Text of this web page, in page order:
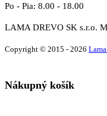
Po - Pia: 8.00 - 18.00
LAMA DREVO SK s.r.o.
Copyright © 2015 - 2026 Lama
Nákupný košík